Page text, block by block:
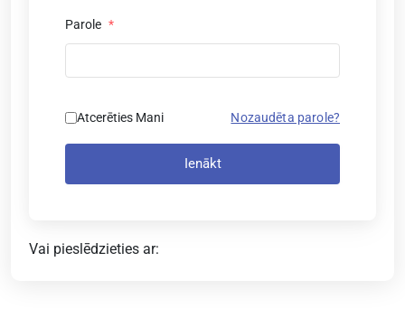
Parole *
Atcerēties Mani Nozaudēta parole?
Ienākt
Vai pieslēdzieties ar: